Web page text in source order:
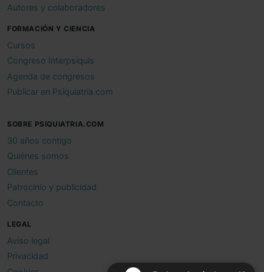
Autores y colaboradores
FORMACIÓN Y CIENCIA
Cursos
Congreso Interpsiquis
Agenda de congresos
Publicar en Psiquiatria.com
SOBRE PSIQUIATRIA.COM
30 años contigo
Quiénes somos
Clientes
Patrocinio y publicidad
Contacto
LEGAL
Aviso legal
Privacidad